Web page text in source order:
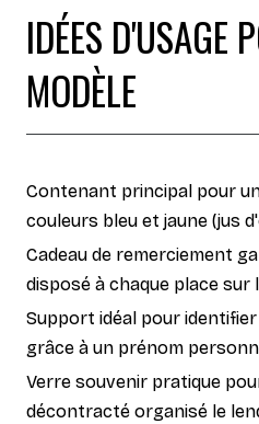
IDÉES D'USAGE
MODÈLE
Contenant principal pour
couleurs bleu et jaune (jus
Cadeau de remerciement
disposé à chaque place sur
Support idéal pour
grâce à un prénom
Verre souvenir pratique
décontracté organisé le